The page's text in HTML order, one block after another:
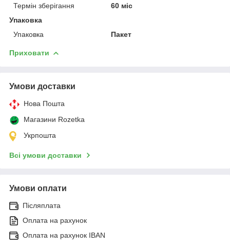
Термін зберігання
60 міс
Упаковка
Упаковка
Пакет
Приховати
Умови доставки
Нова Пошта
Магазини Rozetka
Укрпошта
Всі умови доставки
Умови оплати
Післяплата
Оплата на рахунок
Оплата на рахунок IBAN